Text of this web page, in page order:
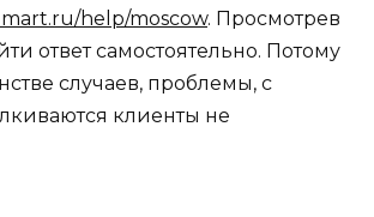
help/moscow. Просмотрев
ответ самостоятельно. Потому
случаев, проблемы, с
клиенты не